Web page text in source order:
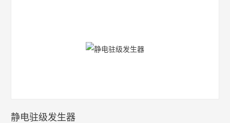
静电驻级发生器